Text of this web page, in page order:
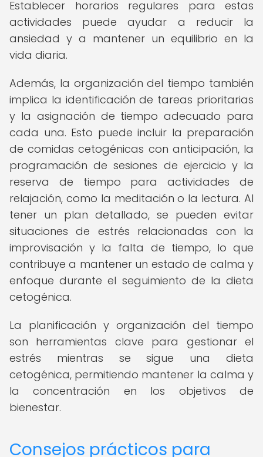
Establecer horarios regulares para estas
actividades puede ayudar a reducir la
ansiedad y a mantener un equilibrio en la
vida diaria.
Además, la organización del tiempo también
implica la identificación de tareas prioritarias
y la asignación de tiempo adecuado para
cada una. Esto puede incluir la preparación
de comidas cetogénicas con anticipación, la
programación de sesiones de ejercicio y la
reserva de tiempo para actividades de
relajación, como la meditación o la lectura. Al
tener un plan detallado, se pueden evitar
situaciones de estrés relacionadas con la
improvisación y la falta de tiempo, lo que
contribuye a mantener un estado de calma y
enfoque durante el seguimiento de la dieta
cetogénica.
La planificación y organización del tiempo
son herramientas clave para gestionar el
estrés mientras se sigue una dieta
cetogénica, permitiendo mantener la calma y
la concentración en los objetivos de
bienestar.
Consejos prácticos para